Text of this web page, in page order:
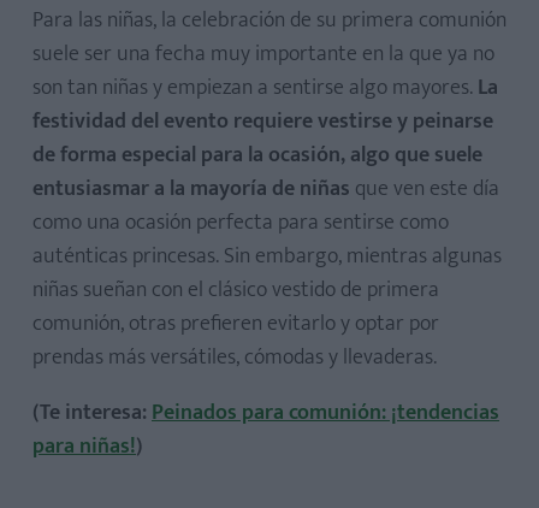
Para las niñas, la celebración de su primera comunión
suele ser una fecha muy importante en la que ya no
son tan niñas y empiezan a sentirse algo mayores. La
festividad del evento requiere vestirse y peinarse
de forma especial para la ocasión, algo que suele
entusiasmar a la mayoría de niñas que ven este día
como una ocasión perfecta para sentirse como
auténticas princesas. Sin embargo, mientras algunas
niñas sueñan con el clásico vestido de primera
comunión, otras prefieren evitarlo y optar por
prendas más versátiles, cómodas y llevaderas.
(Te interesa:Peinados para comunión: ¡tendencias
para niñas!)